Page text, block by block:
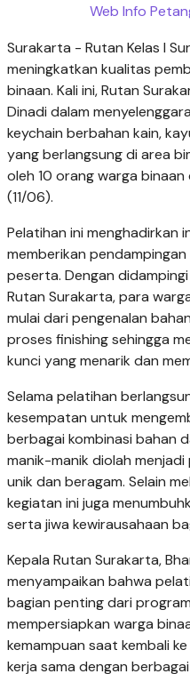
Web Info
Surakarta - Rutan Kelas I
meningkatkan kualitas
binaan. Kali ini, Rutan
Dinadi dalam
keychain berbahan kain,
yang berlangsung di area
oleh 10 orang warga
(11/06).
Pelatihan ini menghadirkan
memberikan
peserta. Dengan
Rutan Surakarta, para
mulai dari pengenalan
proses finishing sehingga
kunci yang menarik dan
Selama pelatihan
kesempatan untuk
berbagai kombinasi bahan
manik-manik diolah
unik dan beragam. Selain
kegiatan ini juga
serta jiwa kewirausahaan
Kepala Rutan Surakarta,
menyampaikan bahwa
bagian penting dari
mempersiapkan warga
kemampuan saat kembali
kerja sama dengan